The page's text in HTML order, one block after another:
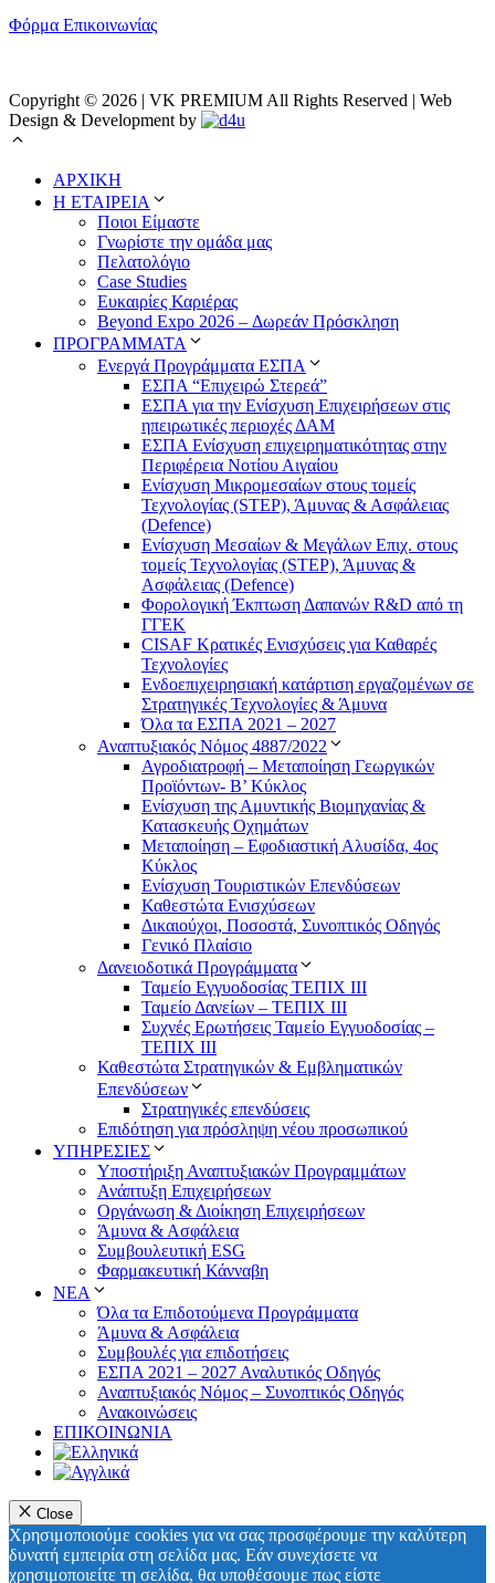
Φόρμα Eπικοινωνίας
Copyright © 2026 | VK PREMIUM All Rights Reserved | Web
Design & Development by
ΑΡΧΙΚΗ
Η ΕΤΑΙΡΕΙΑ
Ποιοι Είμαστε
Γνωρίστε την ομάδα μας
Πελατολόγιο
Case Studies
Ευκαιρίες Καριέρας
Beyond Expo 2026 – Δωρεάν Πρόσκληση
ΠΡΟΓΡΑΜΜΑΤΑ
Ενεργά Προγράμματα ΕΣΠΑ
ΕΣΠΑ “Επιχειρώ Στερεά”
ΕΣΠΑ για την Ενίσχυση Επιχειρήσεων στις
ηπειρωτικές περιοχές ΔΑΜ
ΕΣΠΑ Ενίσχυση επιχειρηματικότητας στην
Περιφέρεια Νοτίου Αιγαίου
Ενίσχυση Μικρομεσαίων στους τομείς
Τεχνολογίας (STEP), Άμυνας & Ασφάλειας
(Defence)
Ενίσχυση Μεσαίων & Μεγάλων Επιχ. στους
τομείς Τεχνολογίας (STEP), Άμυνας &
Ασφάλειας (Defence)
Φορολογική Έκπτωση Δαπανών R&D από τη
ΓΓΕΚ
CISAF Κρατικές Ενισχύσεις για Καθαρές
Τεχνολογίες
Ενδοεπιχειρησιακή κατάρτιση εργαζομένων σε
Στρατηγικές Τεχνολογίες & Άμυνα
Όλα τα ΕΣΠΑ 2021 – 2027
Αναπτυξιακός Νόμος 4887/2022
Αγροδιατροφή – Μεταποίηση Γεωργικών
Προϊόντων- Β’ Κύκλος
Eνίσχυση της Αμυντικής Βιομηχανίας &
Κατασκευής Οχημάτων
Μεταποίηση – Εφοδιαστική Αλυσίδα, 4ος
Κύκλος
Ενίσχυση Τουριστικών Επενδύσεων
Καθεστώτα Ενισχύσεων
Δικαιούχοι, Ποσοστά, Συνοπτικός Οδηγός
Γενικό Πλαίσιο
Δανειοδοτικά Προγράμματα
Ταμείο Εγγυοδοσίας ΤΕΠΙΧ ΙΙΙ
Ταμείο Δανείων – ΤΕΠΙΧ ΙΙΙ
Συχνές Ερωτήσεις Ταμείο Εγγυοδοσίας –
ΤΕΠΙΧ ΙΙΙ
Καθεστώτα Στρατηγικών & Εμβληματικών
Επενδύσεων
Στρατηγικές επενδύσεις
Επιδότηση για πρόσληψη νέου προσωπικού
ΥΠΗΡΕΣΙΕΣ
Υποστήριξη Αναπτυξιακών Προγραμμάτων
Ανάπτυξη Επιχειρήσεων
Οργάνωση & Διοίκηση Επιχειρήσεων
Άμυνα & Ασφάλεια
Συμβουλευτική ESG
Φαρμακευτική Κάνναβη
ΝΕΑ
Όλα τα Επιδοτούμενα Προγράμματα
Άμυνα & Ασφάλεια
Συμβουλές για επιδοτήσεις
ΕΣΠΑ 2021 – 2027 Αναλυτικός Οδηγός
Αναπτυξιακός Νόμος – Συνοπτικός Οδηγός
Ανακοινώσεις
ΕΠΙΚΟΙΝΩΝΙΑ
Close
Χρησιμοποιούμε cookies για να σας προσφέρουμε την καλύτερη
δυνατή εμπειρία στη σελίδα μας. Εάν συνεχίσετε να
χρησιμοποιείτε τη σελίδα, θα υποθέσουμε πως είστε